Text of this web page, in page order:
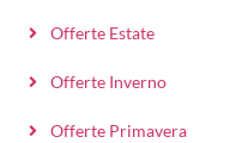
Offerte Estate
Offerte Inverno
Offerte Primavera